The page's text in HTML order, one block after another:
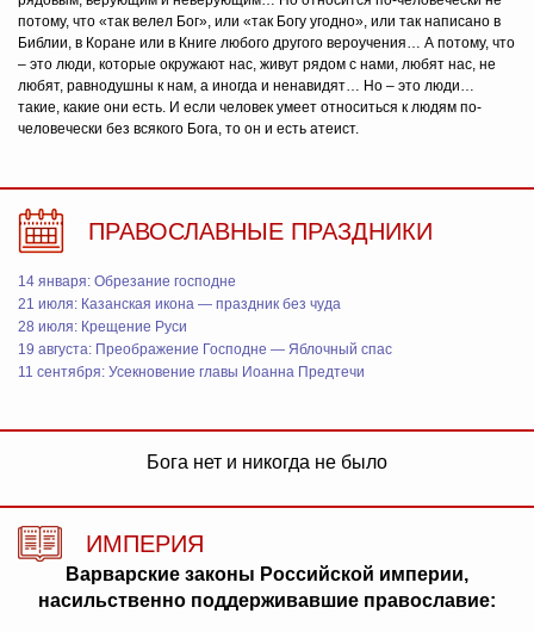
потому, что «так велел Бог», или «так Богу угодно», или так написано в
Библии, в Коране или в Книге любого другого вероучения… А потому, что
– это люди, которые окружают нас, живут рядом с нами, любят нас, не
любят, равнодушны к нам, а иногда и ненавидят… Но – это люди…
такие, какие они есть. И если человек умеет относиться к людям по-
человечески без всякого Бога, то он и есть атеист.
ПРАВОСЛАВНЫЕ ПРАЗДНИКИ
14 января: Обрезание господне
21 июля: Казанская икона — праздник без чуда
28 июля: Крещение Руси
19 августа: Преображение Господне — Яблочный спас
11 сентября: Усекновение главы Иоанна Предтечи
Бога нет и никогда не было
ИМПЕРИЯ
Варварские законы Российской империи,
насильственно поддерживавшие православие: